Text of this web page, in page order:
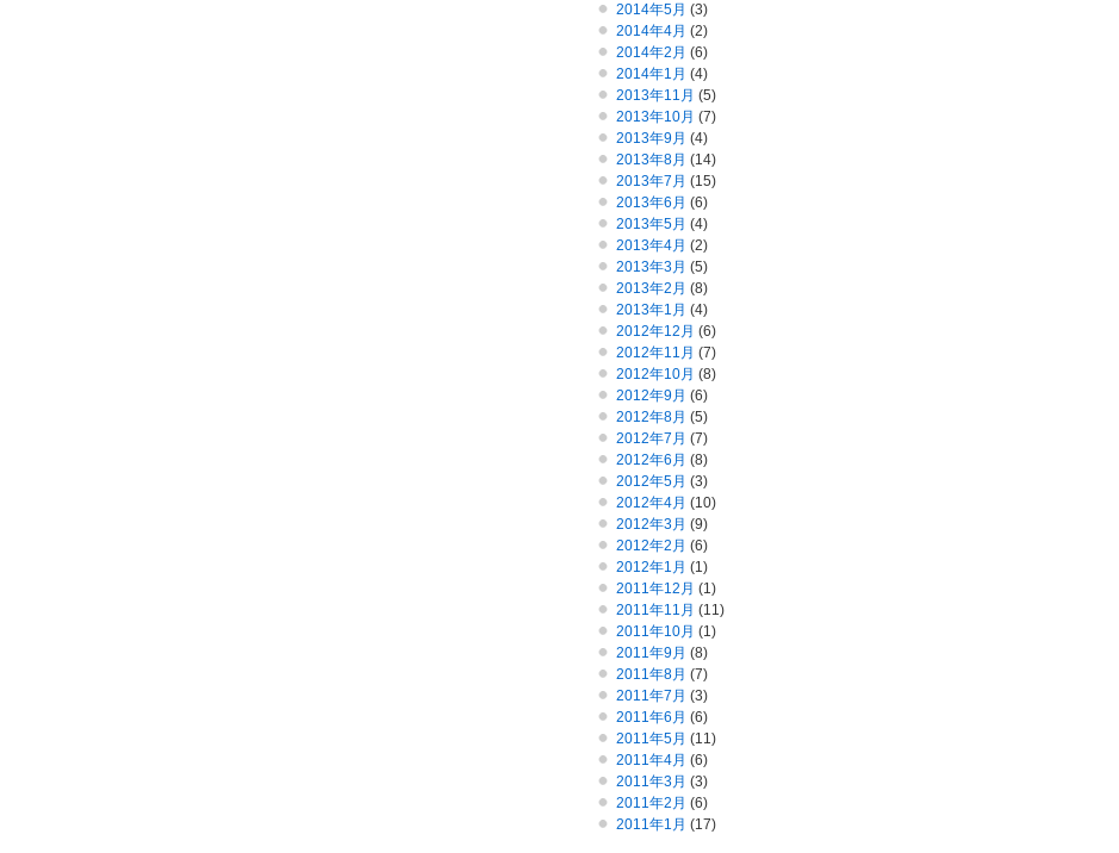
2014年5月 (3)
2014年4月 (2)
2014年2月 (6)
2014年1月 (4)
2013年11月 (5)
2013年10月 (7)
2013年9月 (4)
2013年8月 (14)
2013年7月 (15)
2013年6月 (6)
2013年5月 (4)
2013年4月 (2)
2013年3月 (5)
2013年2月 (8)
2013年1月 (4)
2012年12月 (6)
2012年11月 (7)
2012年10月 (8)
2012年9月 (6)
2012年8月 (5)
2012年7月 (7)
2012年6月 (8)
2012年5月 (3)
2012年4月 (10)
2012年3月 (9)
2012年2月 (6)
2012年1月 (1)
2011年12月 (1)
2011年11月 (11)
2011年10月 (1)
2011年9月 (8)
2011年8月 (7)
2011年7月 (3)
2011年6月 (6)
2011年5月 (11)
2011年4月 (6)
2011年3月 (3)
2011年2月 (6)
2011年1月 (17)